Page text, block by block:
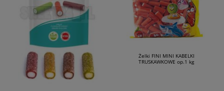
Żelki FINI MINI KABELKI
TRUSKAWKOWE op.1 kg